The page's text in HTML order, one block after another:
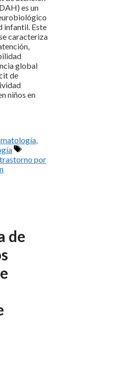
es un
infantil. Este
caracteriza
global
de
niños en
Etiquetas
trastorno por
de